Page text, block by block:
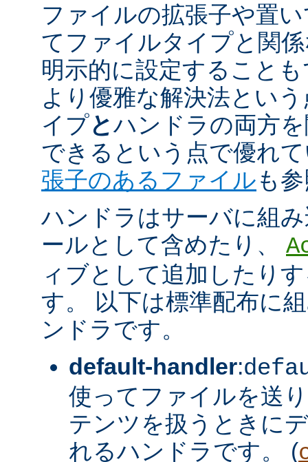
ファイルの拡張子や置
てファイルタイプと関
明示的に設定すること
より優雅な解決法とい
イプとハンドラの両方
できるという点で優れ
張子のあるファイルも
ハンドラはサーバに組
ールとして含めたり、
ィブとして追加したり
す。 以下は標準配布に
ンドラです。
default-handler:
使ってファイルを送
テンツを扱うときに
れるハンドラです。 (